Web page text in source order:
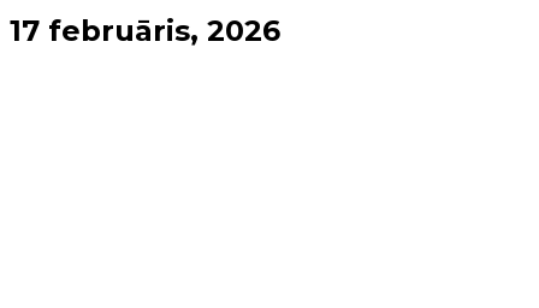
17 februāris, 2026